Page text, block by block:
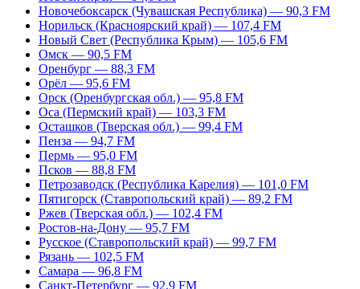
Новочебоксарск (Чувашская Республика) — 90,3 FM
Норильск (Красноярский край) — 107,4 FM
Новый Свет (Республика Крым) — 105,6 FM
Омск — 90,5 FM
Оренбург — 88,3 FM
Орёл — 95,6 FM
Орск (Оренбургская обл.) — 95,8 FM
Оса (Пермский край) — 103,3 FM
Осташков (Тверская обл.) — 99,4 FM
Пенза — 94,7 FM
Пермь — 95,0 FM
Псков — 88,8 FM
Петрозаводск (Республика Карелия) — 101,0 FM
Пятигорск (Ставропольский край) — 89,2 FM
Ржев (Тверская обл.) — 102,4 FM
Ростов-на-Дону — 95,7 FM
Русское (Ставропольский край) — 99,7 FM
Рязань — 102,5 FM
Самара — 96,8 FM
Санкт-Петербург — 92,9 FM